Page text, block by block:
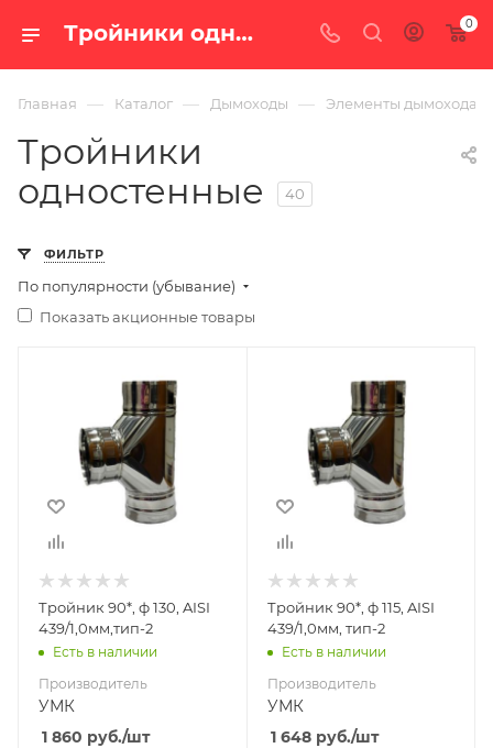
Тройники одностенные — купить в Челябинске по цене от 451 руб. с доставкой по России в интернет-магазине «100 печей.ру» 0
Главная — Каталог — Дымоходы — Элементы дымохода
Тройники
одностенные
40
ФИЛЬТР
По популярности (убывание)
Показать акционные товары
Производитель
Тройник 90*, ф 130, AISI
439/1,0мм,тип-2
Есть в наличии
Производитель
УМК
1 860 руб./шт
Производитель
Тройник 90*, ф 115, AISI
439/1,0мм, тип-2
Есть в наличии
Производитель
УМК
1 648руб./шт